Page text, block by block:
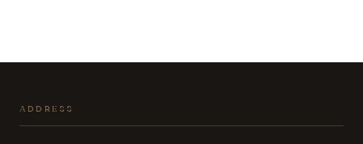
ADDRESS